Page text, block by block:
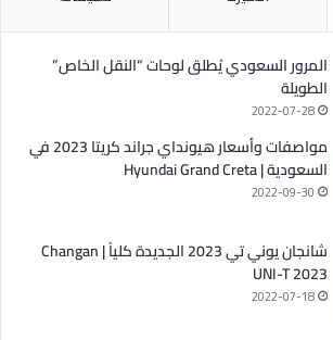
المرور السعودي يُطلق لوحات “النقل الخاص”
الطويلة
2022-07-28
مواصفات وأسعار هيونداي جراند كريتا 2023 في
السعودية | Hyundai Grand Creta
2022-09-30
شانجان يوني تي 2023 الجديدة كلياً | Changan
UNI-T 2023
2022-07-18